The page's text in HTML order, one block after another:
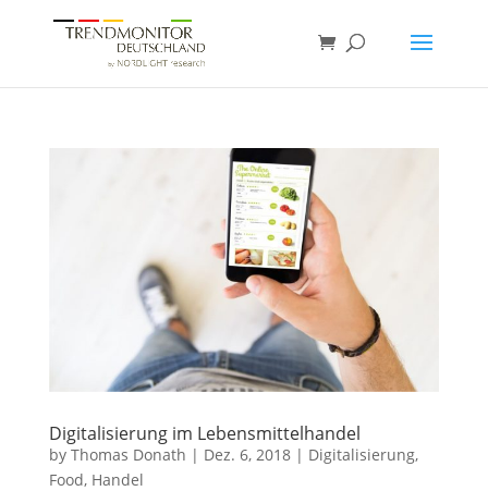
Digitalisierung im Lebensmittelhandel
by Thomas Donath | Dez. 6, 2018| Digitalisierung,
Food, Handel